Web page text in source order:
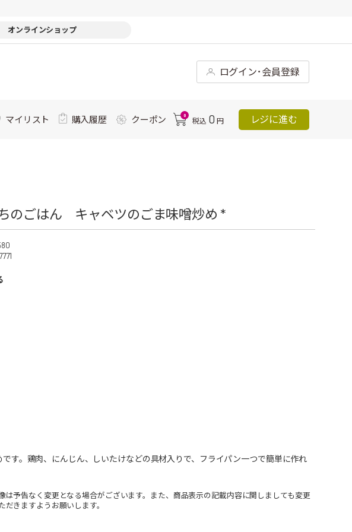
オンラインショップ
ログイン･会員登録
マイリスト 購入履歴 クーポン 0
税込 0 円 レジに進む
のごはん キャベツのごま味噌炒め *
す。鶏肉、にんじん、しいたけなどの具材入りで、フライパン一つで簡単に作れ
予告なく変更となる場合がございます。また、商品表示の記載内容に関しましても変更
きますようお願いします。